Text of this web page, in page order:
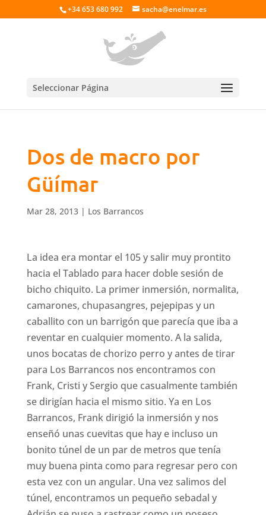
+34 653 680 992 sacha@enelmar.es
Seleccionar Página
Dos de macro por
Güímar
Mar 28, 2013| Los Barrancos
La idea era montar el 105 y salir muy prontito
hacia el Tablado para hacer doble sesión de
bicho chiquito. La primer inmersión, normalita,
camarones, chupasangres, pejepipas y un
caballito con un barrigón que parecía que iba a
reventar en cualquier momento. A la salida,
unos bocatas de chorizo perro y antes de tirar
para Los Barrancos nos encontramos con
Frank, Cristi y Sergio que casualmente también
se dirigían hacia el mismo sitio. Ya en Los
Barrancos, Frank dirigió la inmersión y nos
enseñó unas cuevitas que hay e incluso un
bonito túnel de un par de metros que tenía
muy buena pinta como para regresar pero con
esta vez con un angular. Una vez salimos del
túnel, encontramos un pequeño sebadal y